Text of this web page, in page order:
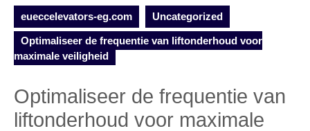
eueccelevators-eg.com Uncategorized
Optimaliseer de frequentie van liftonderhoud voor
maximale veiligheid
Optimaliseer de frequentie van
liftonderhoud voor maximale